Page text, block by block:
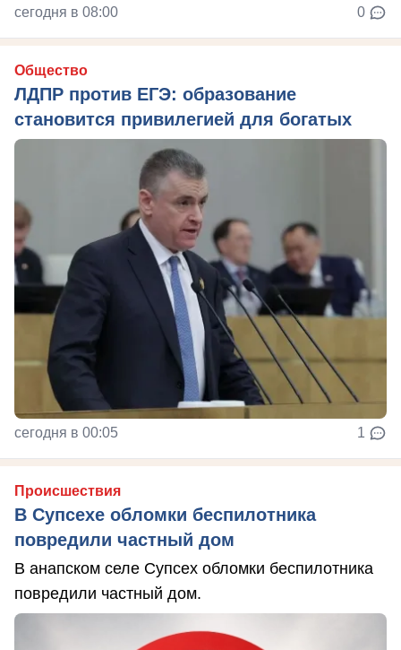
сегодня в 08:00 0
Общество
ЛДПР против ЕГЭ: образование
становится привилегией для богатых
сегодня в 00:05 1
Происшествия
В Супсехе обломки беспилотника
повредили частный дом
В анапском селе Супсех обломки беспилотника
повредили частный дом.